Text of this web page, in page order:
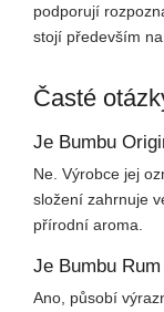
podporují
stojí především
Časté
Je Bumbu
Ne. Výrobce jej
složení zahrnuje
přírodní aroma.
Je Bumbu
Ano, působí